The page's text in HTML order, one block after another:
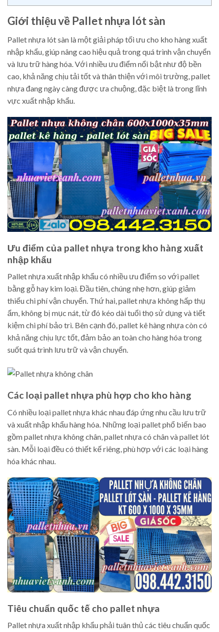
Giới thiệu về Pallet nhựa lót sàn
Pallet nhựa lót sàn là một giải pháp tối ưu cho kho hàng xuất
nhập khẩu, giúp nâng cao hiệu quả trong quá trình vận chuyển
và lưu trữ hàng hóa. Với nhiều ưu điểm nổi bật như độ bền
cao, khả năng chịu tải tốt và thân thiện với môi trường, pallet
nhựa đang ngày càng được ưa chuộng, đặc biệt là trong lĩnh
vực xuất nhập khẩu.
Ưu điểm của pallet nhựa trong kho hàng xuất
nhập khẩu
Pallet nhựa xuất nhập khẩu có nhiều ưu điểm so với pallet
bằng gỗ hay kim loại. Đầu tiên, chúng nhẹ hơn, giúp giảm
thiểu chi phí vận chuyển. Thứ hai, pallet nhựa không hấp thụ
ẩm, không bị mục nát, từ đó kéo dài tuổi thọ sử dụng và tiết
kiệm chi phí bảo trì. Bên cạnh đó, pallet kê hàng nhựa còn có
khả năng chịu lực tốt, đảm bảo an toàn cho hàng hóa trong
suốt quá trình lưu trữ và vận chuyển.
Các loại pallet nhựa phù hợp cho kho hàng
Có nhiều loại pallet nhựa khác nhau đáp ứng nhu cầu lưu trữ
và xuất nhập khẩu hàng hóa. Những loại pallet phổ biến bao
gồm pallet nhựa không chân, pallet nhựa có chân và pallet lót
sàn. Mỗi loại đều có thiết kế riêng, phù hợp với các loại hàng
hóa khác nhau.
Tiêu chuẩn quốc tế cho pallet nhựa
Pallet nhựa xuất nhập khẩu phải tuân thủ các tiêu chuẩn quốc